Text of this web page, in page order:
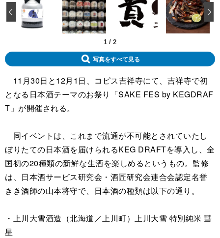
1 / 2
‹
写真をすべて見る
11月30日と12月1日、コピス吉祥寺にて、吉祥寺で初
となる日本酒テーマのお祭り「SAKE FES by KEGDRAF
T」が開催される。
同イベントは、これまで流通が不可能とされていたし
ぼりたての日本酒を届けられるKEG DRAFTを導入し、全
国初の20種類の新鮮な生酒を楽しめるというもの。監修
は、日本酒サービス研究会・酒匠研究会連合会認定名誉
きき酒師の山本将守で、日本酒の種類は以下の通り。
・上川大雪酒造（北海道／上川町）上川大雪 特別純米 彗
星